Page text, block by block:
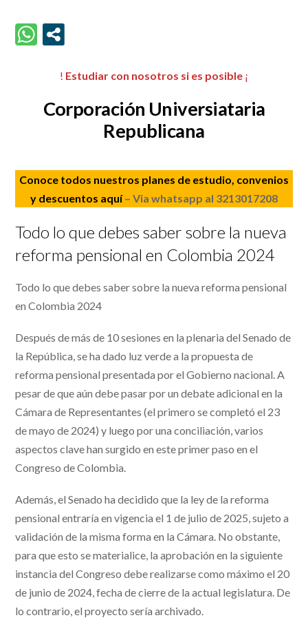
! Estudiar con nosotros si es posible ¡
Corporación Universiataria
Republicana
Conoce todos nuestros planes de estudio, convenios
y descuentos aquí– Via whatsapp al 3213017208
Todo lo que debes saber sobre la nueva
reforma pensional en Colombia 2024
Todo lo que debes saber sobre la nueva reforma pensional
en Colombia 2024
Después de más de 10 sesiones en la plenaria del Senado de
la República, se ha dado luz verde a la propuesta de
reforma pensional presentada por el Gobierno nacional. A
pesar de que aún debe pasar por un debate adicional en la
Cámara de Representantes (el primero se completó el 23
de mayo de 2024) y luego por una conciliación, varios
aspectos clave han surgido en este primer paso en el
Congreso de Colombia.
Además, el Senado ha decidido que la ley de la reforma
pensional entraría en vigencia el 1 de julio de 2025, sujeto a
validación de la misma forma en la Cámara. No obstante,
para que esto se materialice, la aprobación en la siguiente
instancia del Congreso debe realizarse como máximo el 20
de junio de 2024, fecha de cierre de la actual legislatura. De
lo contrario, el proyecto sería archivado.